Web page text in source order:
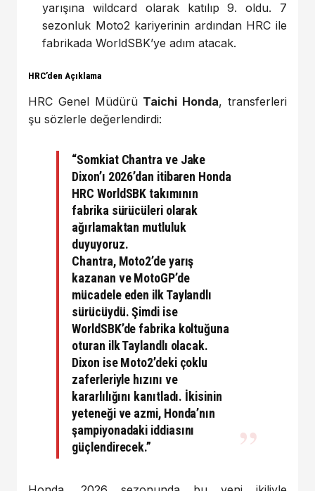
yarışına wildcard olarak katılıp 9. oldu. 7
sezonluk Moto2 kariyerinin ardından HRC ile
fabrikada WorldSBK’ye adım atacak.
HRC’den Açıklama
HRC Genel Müdürü Taichi Honda, transferleri
şu sözlerle değerlendirdi:
“Somkiat Chantra ve Jake
Dixon’ı 2026’dan itibaren Honda
HRC WorldSBK takımının
fabrika sürücüleri olarak
ağırlamaktan mutluluk
duyuyoruz.
Chantra, Moto2’de yarış
kazanan ve MotoGP’de
mücadele eden ilk Taylandlı
sürücüydü. Şimdi ise
WorldSBK’de fabrika koltuğuna
oturan ilk Taylandlı olacak.
Dixon ise Moto2’deki çoklu
zaferleriyle hızını ve
kararlılığını kanıtladı. İkisinin
yeteneği ve azmi, Honda’nın
şampiyonadaki iddiasını
güçlendirecek.”